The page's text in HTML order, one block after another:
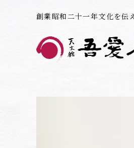
創業昭和二十一年文化を伝